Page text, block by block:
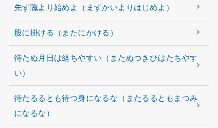
先ず隗より始めよ（まずかいよりはじめよ）
股に掛ける（またにかける）
待たぬ月日は経ちやすい（またぬつきひはたちやす
い）
待たるるとも待つ身になるな（またるるともまつみ
になるな）